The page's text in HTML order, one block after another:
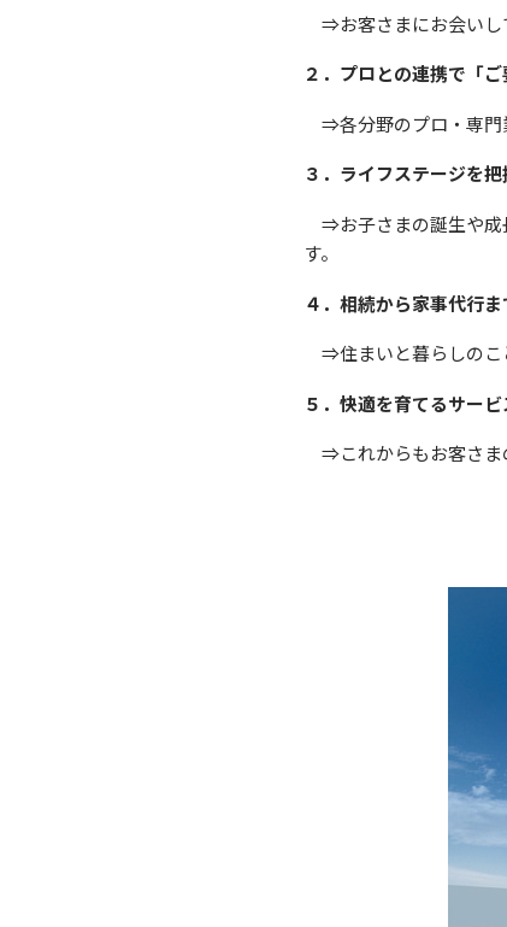
⇒お客さまにお会いし
２．プロとの連携で「
⇒各分野のプロ・専門
３．ライフステージを
⇒お子さまの誕生や成
す。
４．相続から家事代行
⇒住まいと暮らしのこ
５．快適を育てるサー
⇒これからもお客さま